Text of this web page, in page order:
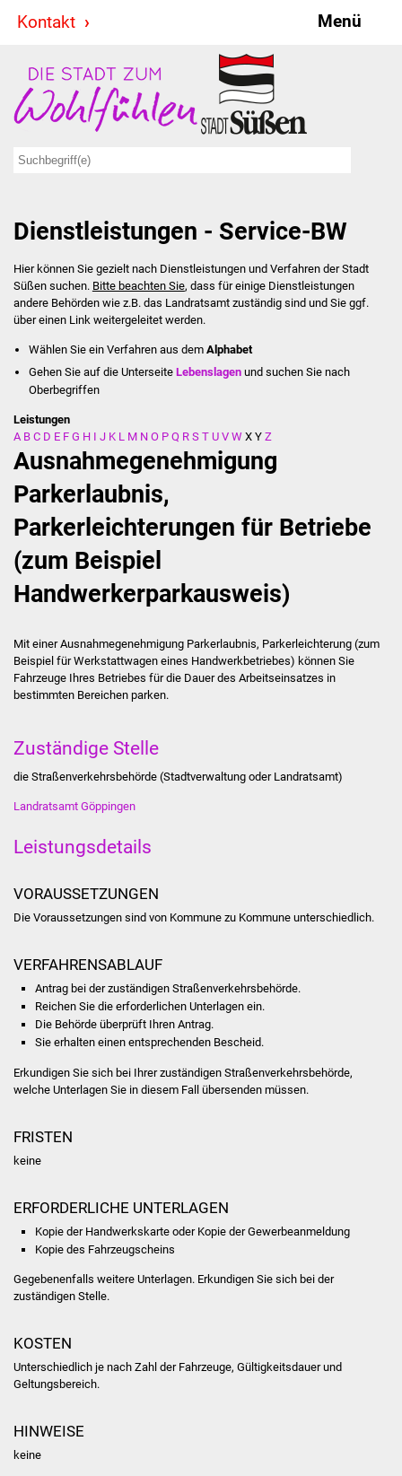
Kontakt Menü
Stadt & Politik
Bürgermeister
Ausschüsse
Ratsinformationssystem
Jugendbeirat
Summerrockfestival
Stadtverwaltung
Behördenwegweiser
Veröffentlichungen
Wahlen
Schulentwicklung Bizet
Sanierung Bizethalle
Was erledige ich wo
Dienstleistungen
Formulare
Dienstleistungen - Service-BW
Hier können Sie gezielt nach Dienstleistungen und Verfahren der Stadt
Süßen suchen. Bitte beachten Sie, dass für einige Dienstleistungen
andere Behörden wie z.B. das Landratsamt zuständig sind und Sie ggf.
über einen Link weitergeleitet werden.
Wählen Sie ein Verfahren aus dem Alphabet
Gehen Sie auf die UnterseiteLebenslagen und suchen Sie nach
Oberbegriffen
Leistungen
A B C D E F G H I J K L M N O P Q R S T U V W X Y Z
Ausnahmegenehmigung
Parkerlaubnis,
Parkerleichterungen für Betriebe
(zum Beispiel
Handwerkerparkausweis)
Mit einer Ausnahmegenehmigung Parkerlaubnis, Parkerleichterung (zum
Beispiel für Werkstattwagen eines Handwerkbetriebes) können Sie
Fahrzeuge Ihres Betriebes für die Dauer des Arbeitseinsatzes in
bestimmten Bereichen parken.
Zuständige Stelle
die Straßenverkehrsbehörde (Stadtverwaltung oder Landratsamt)
Landratsamt Göppingen
Leistungsdetails
VORAUSSETZUNGEN
Die Voraussetzungen sind von Kommune zu Kommune unterschiedlich.
VERFAHRENSABLAUF
Antrag bei der zuständigen Straßenverkehrsbehörde.
Reichen Sie die erforderlichen Unterlagen ein.
Die Behörde überprüft Ihren Antrag.
Sie erhalten einen entsprechenden Bescheid.
Erkundigen Sie sich bei Ihrer zuständigen Straßenverkehrsbehörde,
welche Unterlagen Sie in diesem Fall übersenden müssen.
FRISTEN
keine
ERFORDERLICHE UNTERLAGEN
Kopie der Handwerkskarte oder Kopie der Gewerbeanmeldung
Kopie des Fahrzeugscheins
Gegebenenfalls weitere Unterlagen. Erkundigen Sie sich bei der
zuständigen Stelle.
KOSTEN
Unterschiedlich je nach Zahl der Fahrzeuge, Gültigkeitsdauer und
Geltungsbereich.
HINWEISE
keine